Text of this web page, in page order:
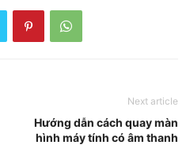
Next article
Hướng dẫn cách quay màn
hình máy tính có âm thanh